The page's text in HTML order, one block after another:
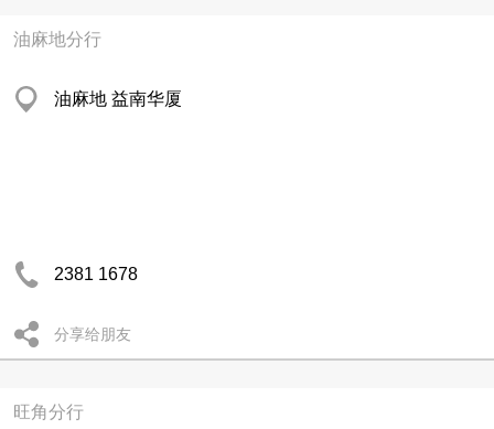
油麻地分行
油麻地 益南华厦
2381 1678
分享给朋友
旺角分行